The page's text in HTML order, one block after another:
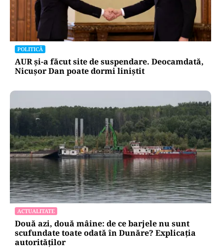
POLITICĂ
AUR și-a făcut site de suspendare. Deocamdată,
Nicușor Dan poate dormi liniștit
ACTUALITATE
Două azi, două mâine: de ce barjele nu sunt
scufundate toate odată în Dunăre? Explicația
autorităților